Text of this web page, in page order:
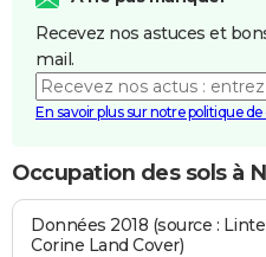
Recevez nos astuces et
mail.
En savoir plus sur notre politique
Occupation des sols à
Données 2018 (source :
Corine Land Cover)